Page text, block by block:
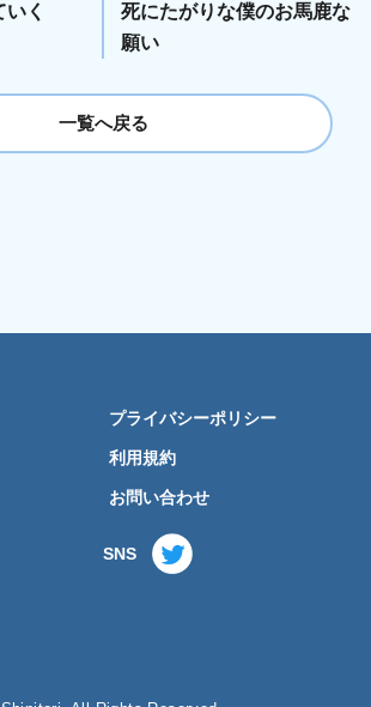
く
死にたがりな僕のお馬鹿な
願い
一覧へ戻る
プライバシーポリシー
利用規約
お問い合わせ
SNS